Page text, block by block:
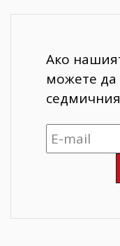
Ако
можете да